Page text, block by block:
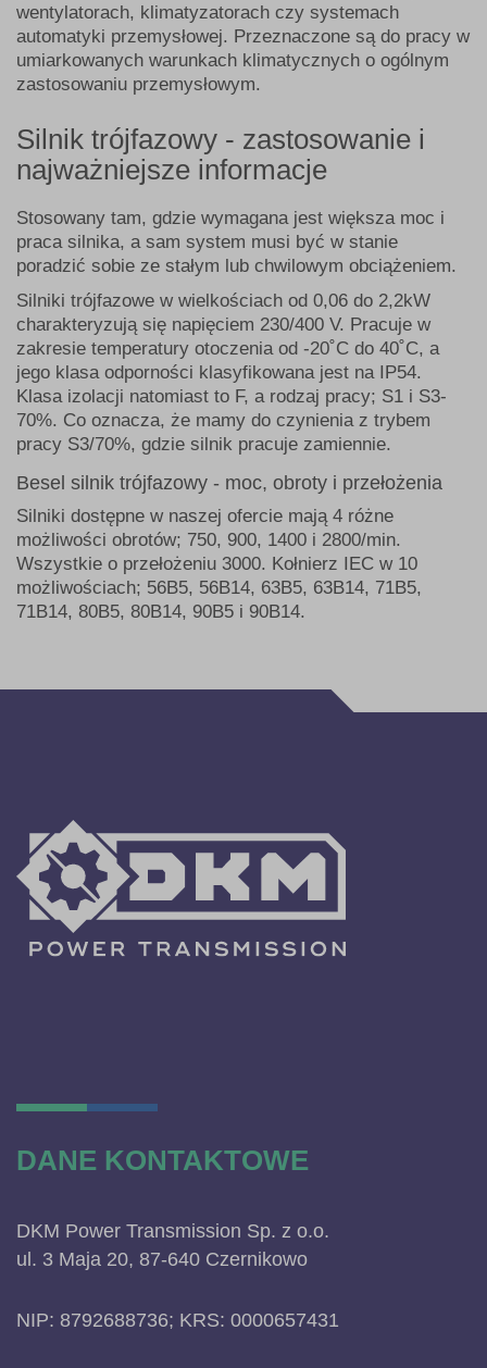
wentylatorach, klimatyzatorach czy systemach
automatyki przemysłowej. Przeznaczone są do pracy w
umiarkowanych warunkach klimatycznych o ogólnym
zastosowaniu przemysłowym.
Silnik trójfazowy - zastosowanie i
najważniejsze informacje
Stosowany tam, gdzie wymagana jest większa moc i
praca silnika, a sam system musi być w stanie
poradzić sobie ze stałym lub chwilowym obciążeniem.
Silniki trójfazowe w wielkościach od 0,06 do 2,2kW
charakteryzują się napięciem 230/400 V. Pracuje w
zakresie temperatury otoczenia od -20˚C do 40˚C, a
jego klasa odporności klasyfikowana jest na IP54.
Klasa izolacji natomiast to F, a rodzaj pracy; S1 i S3-
70%. Co oznacza, że mamy do czynienia z trybem
pracy S3/70%, gdzie silnik pracuje zamiennie.
Besel silnik trójfazowy - moc, obroty i przełożenia
Silniki dostępne w naszej ofercie mają 4 różne
możliwości obrotów; 750, 900, 1400 i 2800/min.
Wszystkie o przełożeniu 3000. Kołnierz IEC w 10
możliwościach; 56B5, 56B14, 63B5, 63B14, 71B5,
71B14, 80B5, 80B14, 90B5 i 90B14.
DANE KONTAKTOWE
DKM Power Transmission Sp. z o.o.
ul. 3 Maja 20, 87-640 Czernikowo
NIP: 8792688736; KRS: 0000657431